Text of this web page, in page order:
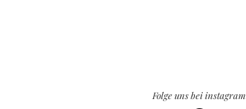
Folge uns bei instagram